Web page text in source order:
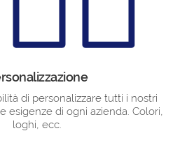
di personalizzare tutti i nostri
esigenze di ogni azienda. Colori,
loghi, ecc.